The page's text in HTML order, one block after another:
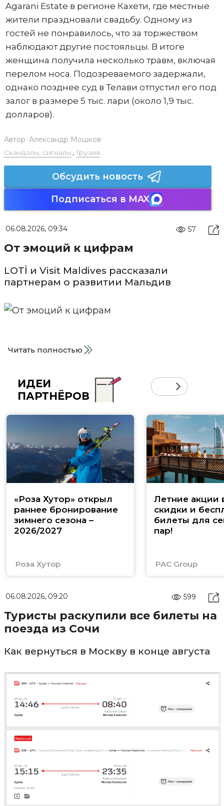
Agarani Estate в регионе Кахети, где местные
жители праздновали свадьбу. Одному из
гостей не понравилось, что за торжеством
наблюдают другие постояльцы. В итоге
женщина получила несколько травм, включая
перелом носа. Подозреваемого задержали,
однако позднее суд в Телави отпустил его под
залог в размере 5 тыс. лари (около 1,9 тыс.
долларов).
Автор: Александр Мошков
Скандалы, сигналы , Грузия
Обсудить новость
Подписаться в MAX
06.08.2026, 09:34 57
От эмоций к цифрам
LOTİ и Visit Maldives рассказали
партнерам о развитии Мальдив
Читать полностью
ИДЕИ
ПАРТНЁРОВ
«Роза Хутор» открыл
раннее бронирование
зимнего сезона –
2026/2027
Роза Хутор
Летние акции
скидки и
билеты для
пар!
PAC Group
06.08.2026, 09:20 599
Туристы раскупили все билеты на
поезда из Сочи
Как вернуться в Москву в конце августа